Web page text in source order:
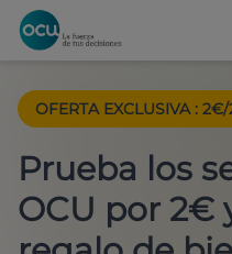
OFERTA EXCLUSIVA : 2€/
Prueba los
OCU por 2€